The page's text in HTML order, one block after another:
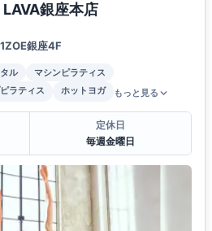
銀座本店
銀座4F
ル
マシンピラティス
ラティス ホットヨガ もっと見る
定休日
毎週金曜日